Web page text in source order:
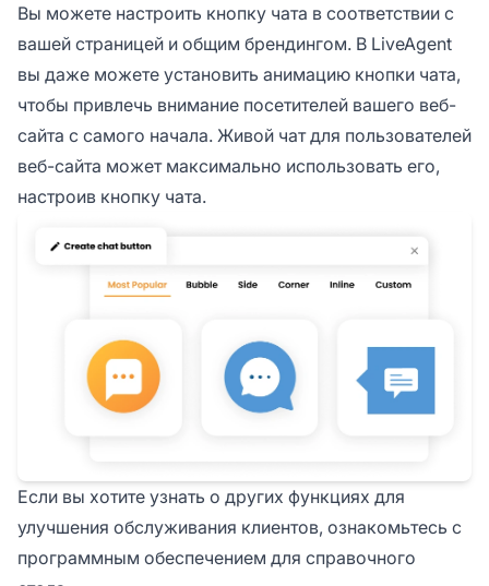
эффективно решать проблемы клиентов.
Кнопка живого чата может увеличить
прибыль компании, удовлетворенность
клиентов, удержание клиентов,
удовлетворенность агентов и многое
другое.
Вы можете настроить кнопку чата в соответствии с
вашей страницей и общим брендингом. В LiveAgent
вы даже можете установить анимацию кнопки чата,
чтобы привлечь внимание посетителей вашего веб-
сайта с самого начала. Живой чат для пользователей
веб-сайта может максимально использовать его,
настроив кнопку чата.
Если вы хотите узнать о других функциях для
улучшения обслуживания клиентов, ознакомьтесь с
программным обеспечением для справочного